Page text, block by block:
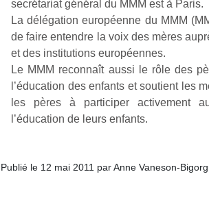
secrétariat général du MMM est à Paris.
La délégation européenne du MMM
de faire entendre la voix des mères
et des institutions européennes.
Le MMM reconnaît aussi le rôle des
l’éducation des enfants et soutient les
les pères à participer activement
l’éducation de leurs enfants.
Publié le 12 mai 2011 par Anne Vaneson-
physique
ou
apprentissage…